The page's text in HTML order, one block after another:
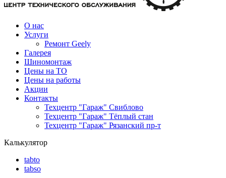
О нас
Услуги
Ремонт Geely
Галерея
Шиномонтаж
Цены на ТО
Цены на работы
Акции
Контакты
Техцентр "Гараж" Свиблово
Техцентр "Гараж" Тёплый стан
Техцентр "Гараж" Рязанский пр-т
Калькулятор
tabto
tabso